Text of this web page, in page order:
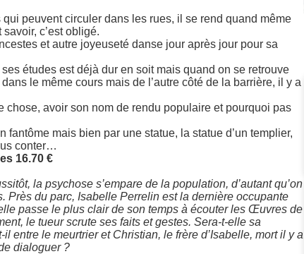
peuvent circuler dans les rues, il se rend quand même
c’est obligé.
et autre joyeuseté danse jour après jour pour sa
études est déjà dur en soit mais quand on se retrouve
le même cours mais de l’autre côté de la barrière, il y a
chose, avoir son nom de rendu populaire et pourquoi pas
mais bien par une statue, la statue d’un templier,
conter…
16.70 €
la psychose s’empare de la population, d’autant qu’on
Près du parc, Isabelle Perrelin est la dernière occupante
passe le plus clair de son temps à écouter les Œuvres de
le tueur scrute ses faits et gestes. Sera-t-elle sa
entre le meurtrier et Christian, le frère d’Isabelle, mort il y a
dialoguer ?